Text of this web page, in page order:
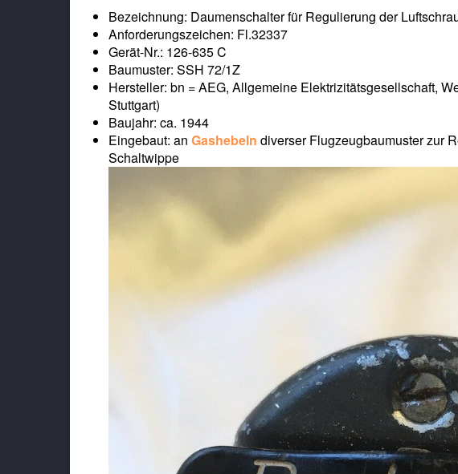
Bezeichnung: Daumenschalter für Regulierung der
Anforderungszeichen: Fl.32337
Gerät-Nr.: 126-635 C
Baumuster: SSH 72/1Z
Hersteller: bn = AEG, Allgemeine Elektrizitätsgesellschaft,
Stuttgart)
Baujahr: ca. 1944
Eingebaut: an Gashebeln diverser Flugzeugbaumuster zur
Schaltwippe